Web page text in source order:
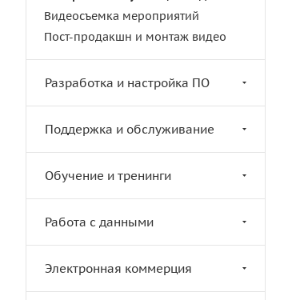
Видеосъемка мероприятий
Пост-продакшн и монтаж видео
Разработка и настройка ПО
Поддержка и обслуживание
Обучение и тренинги
Работа с данными
Электронная коммерция